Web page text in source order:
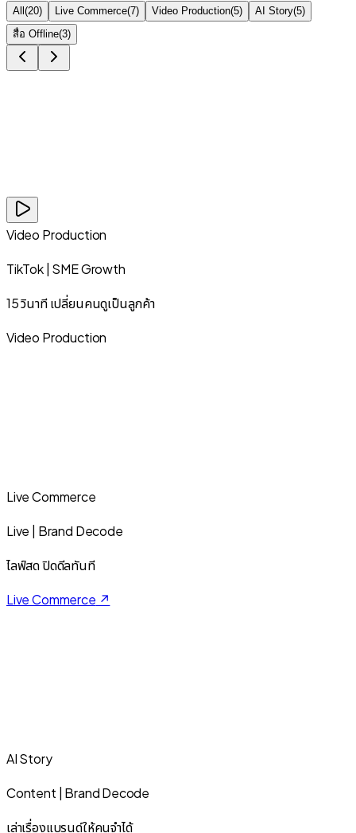
All (20) Live Commerce(7) Video Production(5) AI Story(5)
สื่อ Offline(3)
Video Production
TikTok | SME Growth
15 วินาที เปลี่ยนคนดูเป็นลูกค้า
Video Production
Live Commerce
Live | Brand Decode
ไลฟ์สด ปิดดีลทันที
Live Commerce ↗
AI Story
Content | Brand Decode
เล่าเรื่องแบรนด์ให้คนจำได้